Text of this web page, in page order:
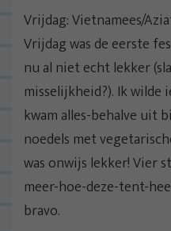
Vrijdag: Vietnamees/
Vrijdag was de eerste
nu al niet echt lekker
misselijkheid?). Ik wilde
kwam alles-behalve uit
noedels met
was onwijs lekker! Vier
meer-hoe-deze-tent-
bravo.